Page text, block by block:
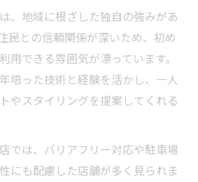
、地域に根ざした独自の強みがあ
民との信頼関係が深いため、初め
用できる雰囲気が漂っています。
培った技術と経験を活かし、一人
やスタイリングを提案してくれる
では、バリアフリー対応や駐車場
にも配慮した店舗が多く見られま